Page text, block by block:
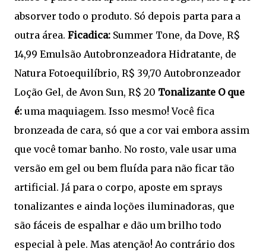
absorver todo o produto. Só depois parta para a
outra área. Ficadica: Summer Tone, da Dove, R$
14,99 Emulsão Autobronzeadora Hidratante, de
Natura Fotoequilíbrio, R$ 39,70 Autobronzeador
Loção Gel, de Avon Sun, R$ 20 Tonalizante O que
é: uma maquiagem. Isso mesmo! Você fica
bronzeada de cara, só que a cor vai embora assim
que você tomar banho. No rosto, vale usar uma
versão em gel ou bem fluída para não ficar tão
artificial. Já para o corpo, aposte em sprays
tonalizantes e ainda loções iluminadoras, que
são fáceis de espalhar e dão um brilho todo
especial à pele. Mas atenção! Ao contrário dos